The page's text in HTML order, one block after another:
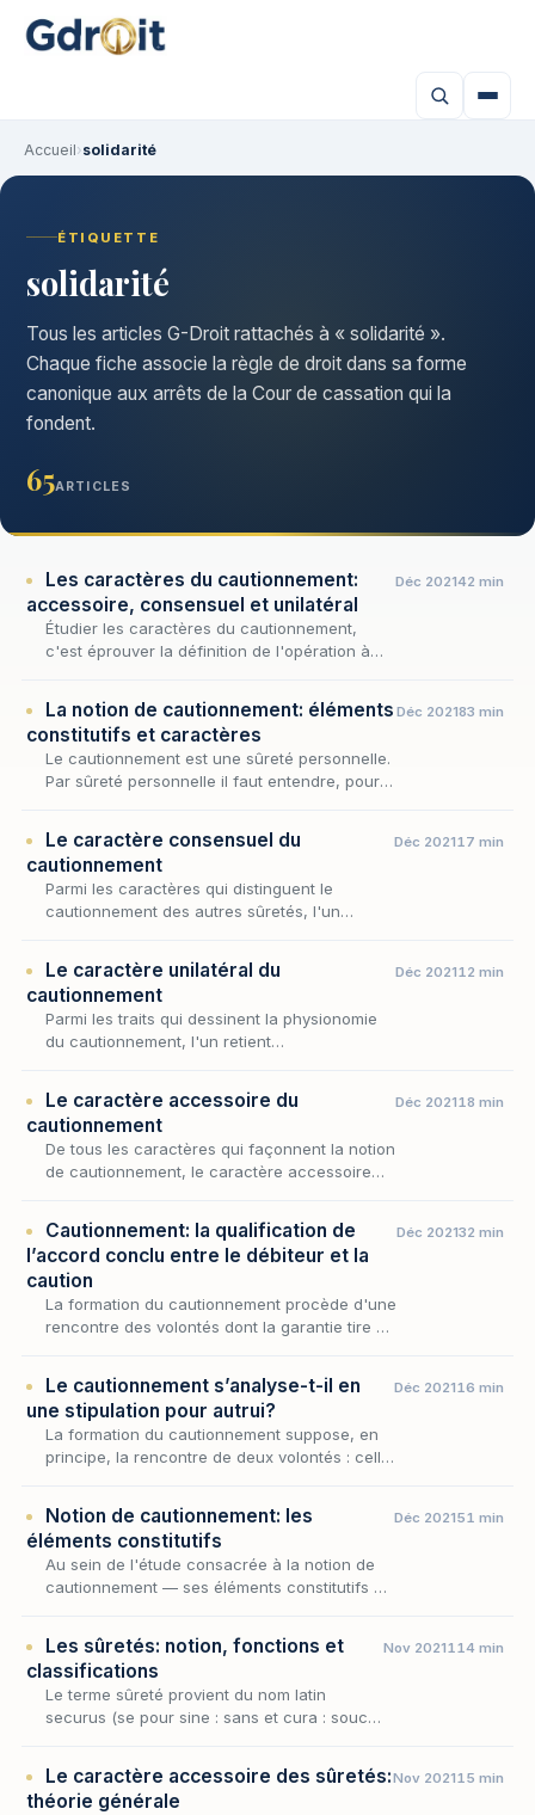
Accueil›solidarité
ÉTIQUETTE
solidarité
Tous les articles G-Droit rattachés à « solidarité ».
Chaque fiche associe la règle de droit dans sa forme
canonique aux arrêts de la Cour de cassation qui la
fondent.
65ARTICLES
Les caractères du cautionnement:
accessoire, consensuel et unilatéral
Étudier les caractères du cautionnement,
c'est éprouver la définition de l'opération à
l'adjonction d'u…
Déc 202142 min
La notion de cautionnement: éléments
constitutifs et caractères
Le cautionnement est une sûreté personnelle.
Par sûreté personnelle il faut entendre, pour
disp…
Déc 202183 min
Le caractère consensuel du
cautionnement
Parmi les caractères qui distinguent le
cautionnement des autres sûretés, l'un
accord de v…
Déc 202117 min
Le caractère unilatéral du
cautionnement
Parmi les traits qui dessinent la physionomie
du cautionnement, l'un retient
contrepartie d…
Déc 202112 min
Le caractère accessoire du
cautionnement
De tous les caractères qui façonnent la notion
de cautionnement, le caractère accessoire
la…
Déc 202118 min
Cautionnement: la qualification de
l’accord conclu entre le débiteur et la
caution
La formation du cautionnement procède d'une
rencontre des volontés dont la garantie tire à
Déc 202132 min
Le cautionnement s’analyse-t-il en
une stipulation pour autrui?
La formation du cautionnement suppose, en
principe, la rencontre de deux volontés : celle
Déc 202116 min
Notion de cautionnement: les
éléments constitutifs
Au sein de l'étude consacrée à la notion de
cautionnement — ses éléments constitutifs et
Déc 202151 min
Les sûretés: notion, fonctions et
classifications
Le terme sûreté provient du nom latin
securus (se pour sine : sans et cura : souci)
craindre.
Nov 2021114 min
Le caractère accessoire des sûretés:
théorie générale
Nov 202115 min